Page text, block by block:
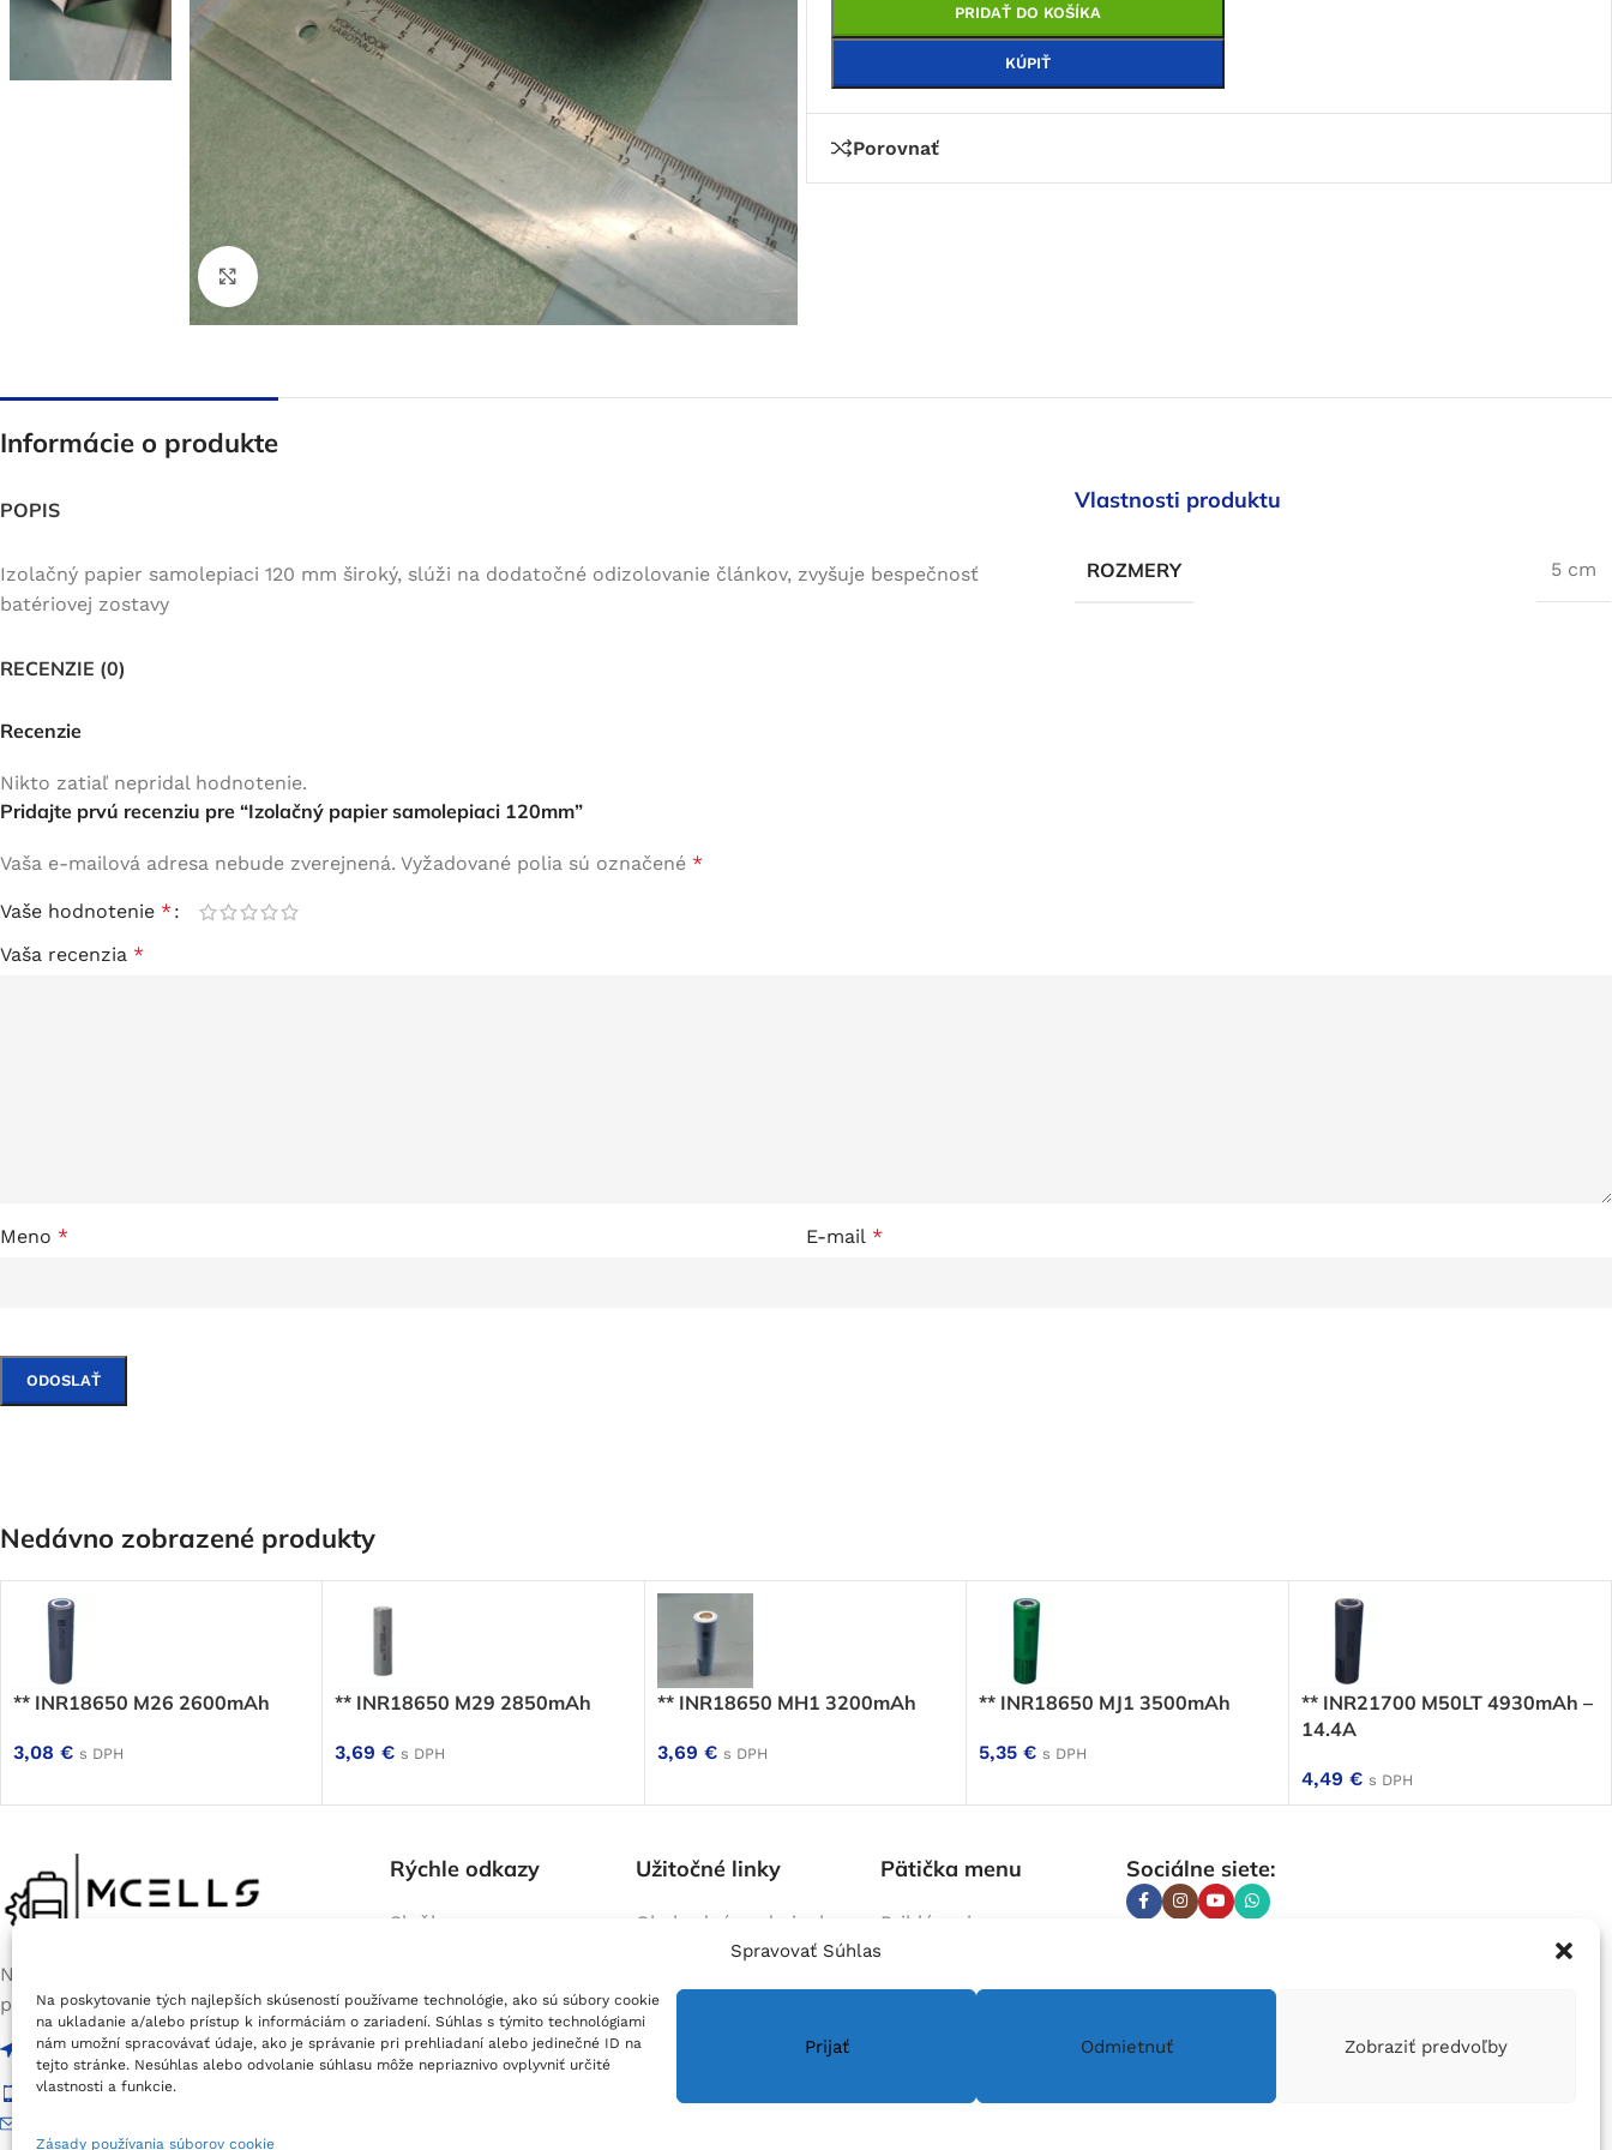
Spravovať Súhlas
Na poskytovanie tých najlepších skúseností používame technológie, ako sú súbory cookie
na ukladanie a/alebo prístup k informáciám o zariadení. Súhlas s týmito technológiami
nám umožní spracovávať údaje, ako je správanie pri prehliadaní alebo jedinečné ID na
tejto stránke. Nesúhlas alebo odvolanie súhlasu môže nepriaznivo ovplyvniť určité
vlastnosti a funkcie.
Prijať Odmietnuť Zobraziť predvoľby
Zásady používania súborov cookie
BATÉRIE Z DOPRAVNÝCH
Elektrický bicykel
Samovyvyžovacie zariadenia
E-board
Ručné náradie/ záhradná
technika
Pillows & throws
Kyslikové generátory
Záložné zdroje
Profesionálny repas batérií od firmy
Click to enlarge
PRIDAŤ DO KOŠÍKA
KÚPIŤ
Porovnať
Informácie o produkte
POPIS
Izolačný papier samolepiaci 120 mm široký, slúži na dodatočné odizolovanie článkov, zvyšuje bespečnosť
batériovej zostavy
Vlastnosti produktu
ROZMERY 5 cm
RECENZIE (0)
Recenzie
Nikto zatiaľ nepridal hodnotenie.
Pridajte prvú recenziu pre “Izolačný papier samolepiaci 120mm”
Vaša e-mailová adresa nebude zverejnená. Vyžadované polia sú označené *
Vaše hodnotenie *
Vaša recenzia *
Meno * E-mail *
Nedávno zobrazené produkty
** INR18650 M26 2600mAh
3,08 € s DPH
** INR18650 M29 2850mAh
3,69€ s DPH
** INR18650 MH1 3200mAh
3,69 € s DPH
** INR18650 MJ1 3500mAh
5,35€ s DPH
** INR21700 M50LT 4930mAh –
14.4A
4,49 € s DPH
Na prevádzke nás nájdete každý
pracovný deň od 9:00 do 17:00
Jablonové (okres Malacky), Areál PD
PSČ 90054
Phone: +421 944 436 060
Rýchle odkazy
Služby
Výroba batérií na mieru
E-Shop
Užitočné linky
Obchodné podmienky
Zásady reklamácí a
Zásady ochrany osobných
údajov
cookies
Pätička menu
Prihlásenie
Sociálne siete: